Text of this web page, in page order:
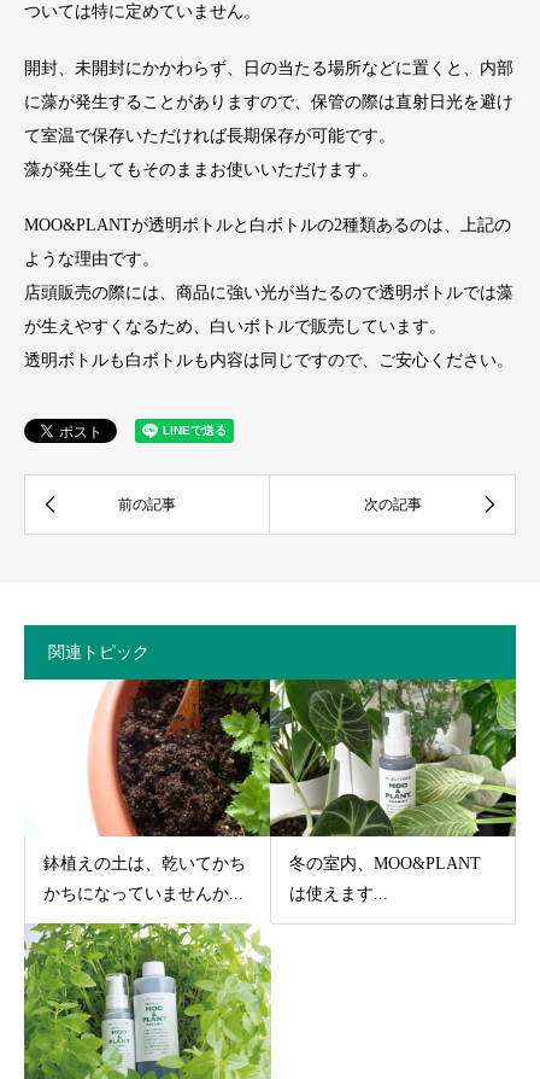
ついては特に定めていません。
開封、未開封にかかわらず、日の当たる場所などに置くと、内部
に藻が発生することがありますので、保管の際は直射日光を避け
て室温で保存いただければ長期保存が可能です。
藻が発生してもそのままお使いいただけます。
MOO&PLANTが透明ボトルと白ボトルの2種類あるのは、上記の
ような理由です。
店頭販売の際には、商品に強い光が当たるので透明ボトルでは藻
が生えやすくなるため、白いボトルで販売しています。
透明ボトルも白ボトルも内容は同じですので、ご安心ください。
関連トピック
鉢植えの土は、乾いてかち
かちになっていませんか...
冬の室内、MOO&PLANT
は使えます...